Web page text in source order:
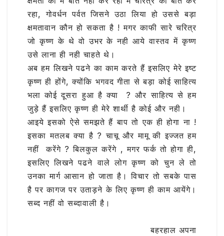
रहा, गोवर्धन पर्वत जिसने उठा लिया हो उससे बड़ा
क्षमतावान कौन हो सकता है ! मगर काफी सारे चरित्र
जो कृष्ण के थे वो उभर के नही आये वास्तव में कृष्ण
उसे लाना ही नही चाहते थे।
अब हम लिखने पढने का काम करते हैं इसलिए मेरे इष्ट
कृष्ण ही होंगे, क्योंकि भगवद गीता से बड़ा कोई साहित्य
भला कोई दूसरा हुआ है क्या ? और साहित्य से हम
जुड़े हैं इसलिए कृष्ण ही मेरे शार्थी है कोई और नही।
आइये इसको ऐसे समझते हैं बाप तो एक ही होगा ना !
इसका मतलब क्या है ? चाचू और मामू की इज्जत हम
नहीं करेंगे ? बिलकुल करेंगे , मगर फर्क तो होगा ही,
इसलिए लिखने पढने वाले लोग कृष्ण को चुन ले तो
उनका मार्ग आसान हो जाता है। विचार तो सबके पास
है पर कागज पर उताड़ने के लिए कृष्ण ही काम आयेंगे।
सब्द नहीं वो सब्दावाली है।
बहरहाल अपना